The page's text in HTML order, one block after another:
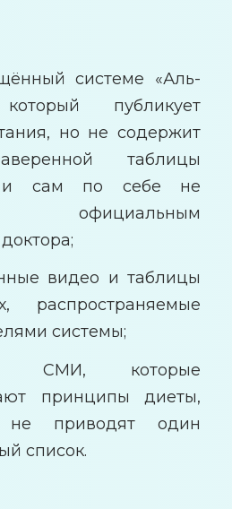
системе «Аль-
публикует
но не содержит
таблицы
и сам по себе не
официальным
видео и таблицы
распространяемые
системы;
СМИ, которые
принципы диеты,
приводят один
список.